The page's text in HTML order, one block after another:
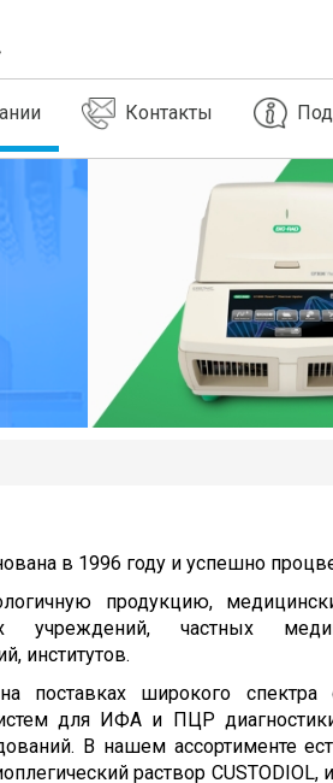
Контакты
в 1996 году и успешно
продукцию,
учреждений, частных
институтов.
поставках широкого
для ИФА и ПЦР
В нашем ассортименте
раствор